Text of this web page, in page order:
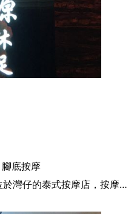
腳底按摩
Thai Touch Massage是一間位於灣仔的泰式按摩店，按摩師們擁有豐富的泰式按摩經驗，讓客人從繁忙的都市生活中，亦能享受到真正的泰式按摩。